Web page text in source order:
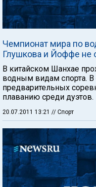
Чемпионат мира по
Глушкова и Йоффе не
В китайском Шанхае
водным видам спорта. В
предварительных
плаванию среди дуэтов.
20.07.2011 13:21 // Спорт